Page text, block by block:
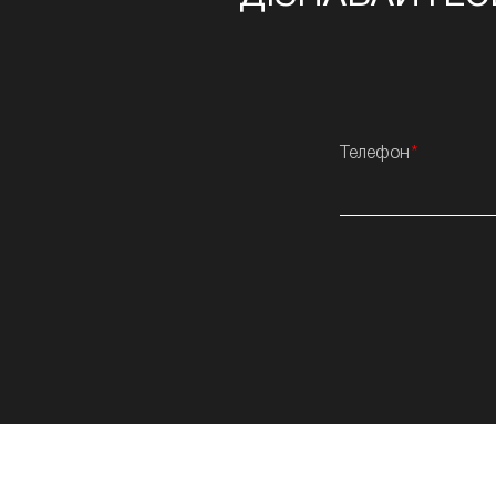
Телефон